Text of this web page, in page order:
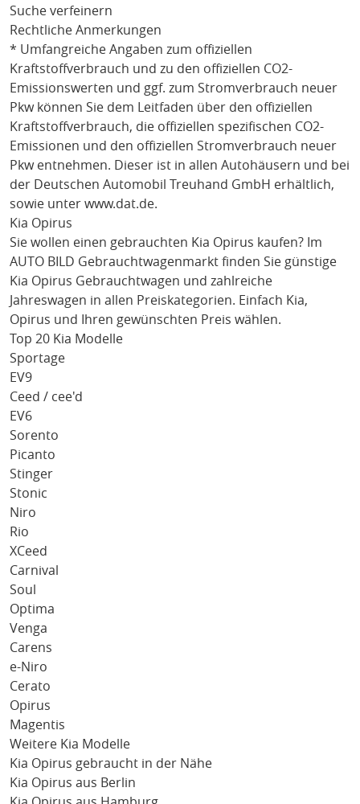
Suche verfeinern
Rechtliche Anmerkungen
* Umfangreiche Angaben zum offiziellen
Kraftstoffverbrauch und zu den offiziellen CO2-
Emissionswerten und ggf. zum Stromverbrauch neuer
Pkw können Sie dem Leitfaden über den offiziellen
Kraftstoffverbrauch, die offiziellen spezifischen CO2-
Emissionen und den offiziellen Stromverbrauch neuer
Pkw entnehmen. Dieser ist in allen Autohäusern und bei
der Deutschen Automobil Treuhand GmbH erhältlich,
sowie unter www.dat.de.
Kia Opirus
Sie wollen einen gebrauchten Kia Opirus kaufen? Im
AUTO BILD Gebrauchtwagenmarkt finden Sie günstige
Kia Opirus Gebrauchtwagen und zahlreiche
Jahreswagen in allen Preiskategorien. Einfach Kia,
Opirus und Ihren gewünschten Preis wählen.
Top 20 Kia Modelle
Sportage
EV9
Ceed / cee'd
EV6
Sorento
Picanto
Stinger
Stonic
Niro
Rio
XCeed
Carnival
Soul
Optima
Venga
Carens
e-Niro
Cerato
Opirus
Magentis
Weitere Kia Modelle
Kia Opirus gebraucht in der Nähe
Kia Opirus aus Berlin